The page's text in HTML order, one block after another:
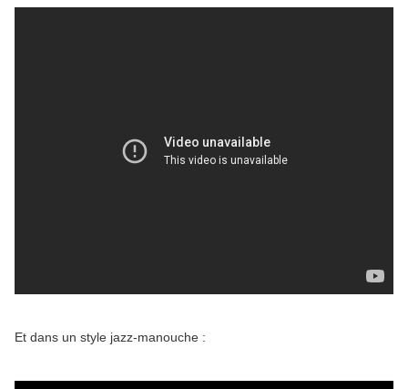
Et dans un style jazz-manouche :